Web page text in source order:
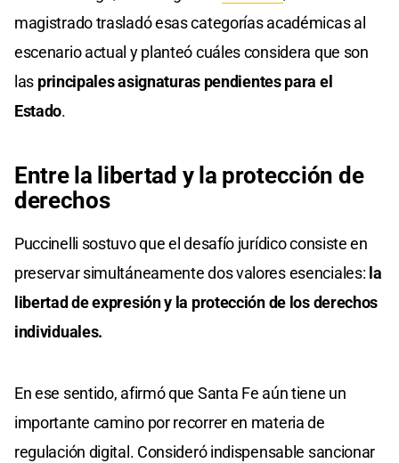
magistrado trasladó esas categorías académicas al
escenario actual y planteó cuáles considera que son
las principales asignaturas pendientes para el
Estado.
Entre la libertad y la protección de
derechos
Puccinelli sostuvo que el desafío jurídico consiste en
preservar simultáneamente dos valores esenciales: la
libertad de expresión y la protección de los derechos
individuales.
En ese sentido, afirmó que Santa Fe aún tiene un
importante camino por recorrer en materia de
regulación digital. Consideró indispensable sancionar